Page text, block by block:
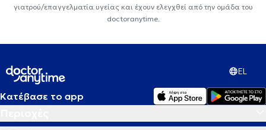
γιατρού/επαγγελματία υγείας και έχουν ελεγχθεί από την ομάδα του
doctoranytime.
EL
Κατέβασε το app